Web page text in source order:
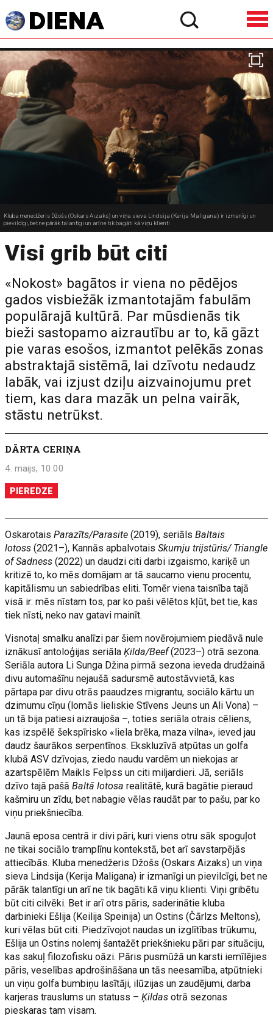
Kluba menedžeris Džošs (Oskars Aizaks) un viņa sieva Lindsija (Kerija Maligana) ir izmanīgi un
pievilcīgi, bet ne pārāk talantīgi un arī ne tik bagāti kā viņu klienti
Visi grib būt citi
«Nokost» bagātos ir viena no pēdējos
gados visbiežāk izmantotajām fabulām
populārajā kultūrā. Par mūsdienās tik
bieži sastopamo aizrautību ar to, kā gāzt
pie varas esošos, izmantot pelēkās zonas
abstraktajā sistēmā, lai dzīvotu nedaudz
labāk, vai izjust dziļu aizvainojumu pret
tiem, kas dara mazāk un pelna vairāk,
stāstu netrūkst.
DĀRTA CERIŅA
4. maijs, 10:00
PIEREDZE
Oskarotais Parazīts/Parasite (2019), seriālsBaltais
lotoss(2021–), Kannās apbalvotaisSkumju trijstūris/ Triangle
of Sadness (2022) un daudzi citi darbi izgaismo, kariķē un
kritizē to, ko mēs domājam ar tā saucamo vienu procentu,
kapitālismu un sabiedrības eliti. Tomēr viena taisnība tajā
visā ir: mēs nīstam tos, par ko paši vēlētos kļūt, bet tie, kas
tiek nīsti, neko nav gatavi mainīt.
Visnotaļ smalku analīzi par šiem novērojumiem piedāvā nule
iznākusī antoloģijas seriālaĶilda/Beef(2023–) otrā sezona.
Seriāla autora Li Sunga Džina pirmā sezona ieveda drudžainā
divu automašīnu nejaušā sadursmē autostāvvietā, kas
pārtapa par divu otrās paaudzes migrantu, sociālo kārtu un
dzimumu cīņu (lomās lieliskie Stīvens Jeuns un Ali Vona) –
un tā bija patiesi aizraujoša –, toties seriāla otrais cēliens,
kas izspēlē šekspīrisko «liela brēka, maza vilna», ieved jau
daudz šaurākos serpentīnos. Ekskluzīvā atpūtas un golfa
klubā ASV dzīvojas, ziedo naudu vardēm un niekojas ar
azartspēlēm Maikls Felpss un citi miljardieri. Jā, seriāls
dzīvo tajā pašā Baltā lotosa realitātē, kurā bagātie pieraud
kašmiru un zīdu, bet nabagie vēlas raudāt par to pašu, par ko
viņu priekšniecība.
Jaunā eposa centrā ir divi pāri, kuri viens otru sāk spoguļot
ne tikai sociālo tramplīnu kontekstā, bet arī savstarpējās
attiecībās. Kluba menedžeris Džošs (Oskars Aizaks) un viņa
sieva Lindsija (Kerija Maligana) ir izmanīgi un pievilcīgi, bet ne
pārāk talantīgi un arī ne tik bagāti kā viņu klienti. Viņi gribētu
būt citi cilvēki. Bet ir arī otrs pāris, saderinātie kluba
darbinieki Ešlija (Keilija Speinija) un Ostins (Čārlzs Meltons),
kuri vēlas būt citi. Piedzīvojot naudas un izglītības trūkumu,
Ešlija un Ostins nolemj šantažēt priekšnieku pāri par situāciju,
kas sakuļ filozofisku oāzi. Pāris pusmūžā un karsti iemīlējies
pāris, veselības apdrošināšana un tās neesamība, atpūtnieki
un viņu golfa bumbiņu lasītāji, ilūzijas un zaudējumi, darba
karjeras trauslums un statuss –Ķildasotrā sezonas
pieskaras tam visam.